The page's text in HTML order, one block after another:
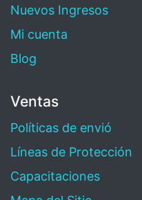
Nuevos Ingresos
Mi cuenta
Blog
Ventas
Políticas de envió
Líneas de Protección
Capacitaciones